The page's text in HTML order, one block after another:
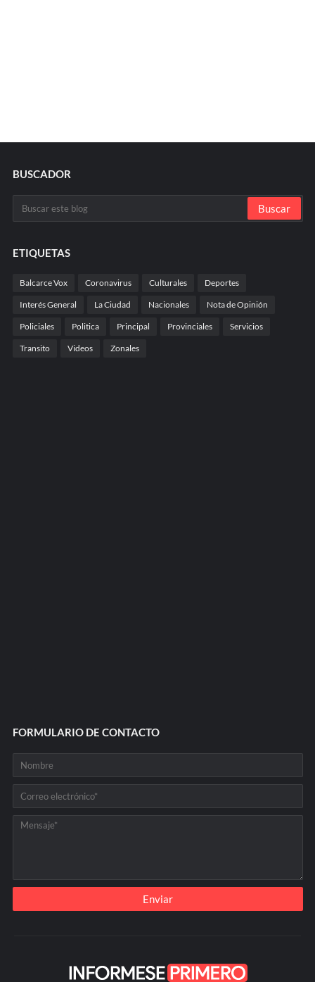
BUSCADOR
ETIQUETAS
Balcarce Vox Coronavirus Culturales Deportes
Interés General La Ciudad Nacionales Nota de Opinión
Policiales Politica Principal Provinciales Servicios
Transito Videos Zonales
FORMULARIO DE CONTACTO